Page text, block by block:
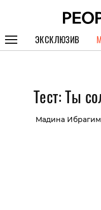
ЭКСКЛЮЗИВ
ИНТЕРВЬЮ
ПОКОЛЕНИЕ
Тест: Ты
Мадина